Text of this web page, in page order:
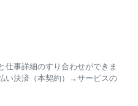
仕事詳細のすり合わせができま
い決済（本契約）→サービスの